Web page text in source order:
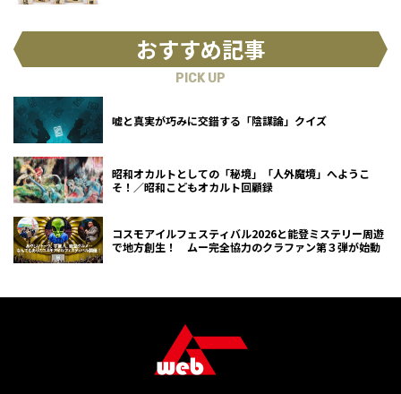
おすすめ記事
PICK UP
嘘と真実が巧みに交錯する「陰謀論」クイズ
昭和オカルトとしての「秘境」「人外魔境」へようこ
そ！／昭和こどもオカルト回顧録
コスモアイルフェスティバル2026と能登ミステリー周遊
で地方創生！ ムー完全協力のクラファン第３弾が始動